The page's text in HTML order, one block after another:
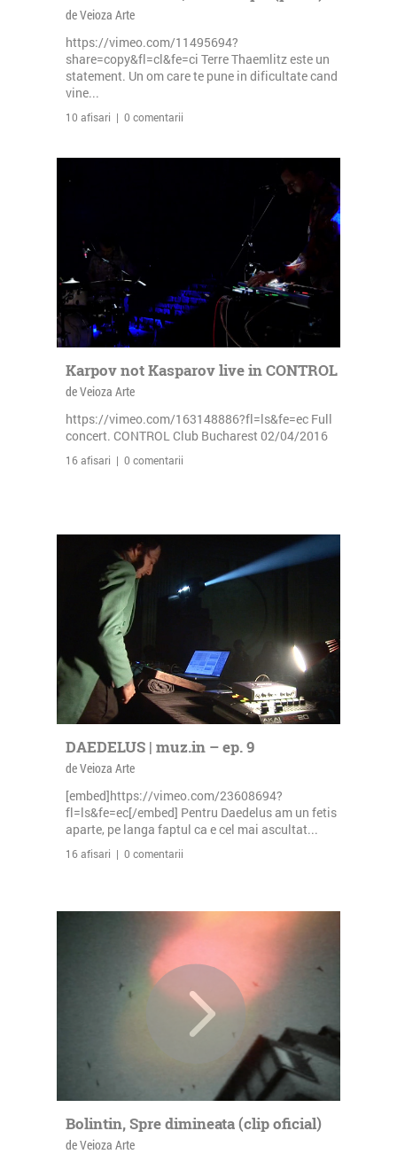
de Veioza Arte
https://vimeo.com/11495694?
share=copy&fl=cl&fe=ci Terre Thaemlitz este un
statement. Un om care te pune in dificultate cand
vine...
10 afisari | 0 comentarii
Karpov not Kasparov live in CONTROL
de Veioza Arte
https://vimeo.com/163148886?fl=ls&fe=ec Full
concert. CONTROL Club Bucharest 02/04/2016
16 afisari | 0 comentarii
DAEDELUS | muz.in – ep. 9
de Veioza Arte
[embed]https://vimeo.com/23608694?
fl=ls&fe=ec[/embed] Pentru Daedelus am un fetis
aparte, pe langa faptul ca e cel mai ascultat...
16 afisari | 0 comentarii
Bolintin, Spre dimineata (clip oficial)
de Veioza Arte